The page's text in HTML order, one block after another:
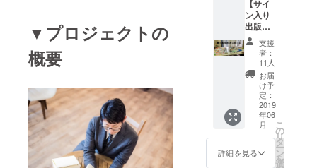
▼プロジェクトの
概要
優秀社長賞
を若干24歳
で受賞。
仕事の内容
ギャップに1
年半で退
社、独立起
業を決意。
です。
金額は
3000
円〜で
変更可
能で
す。リ
ターン
選択時
に金額
をお選
びくだ
さい。
お礼の
【サイ
ン入り
出版本1
冊＋直
筆お礼
のメッ
セー
ジ】 出
版後に
著者の
サイン
入り出
版本と
お礼の
メッ
支援
者：
11人
お届
け予
定：
2019
年06
月
詳細を見る
こ
の
リ
タ
ー
ン
を
選